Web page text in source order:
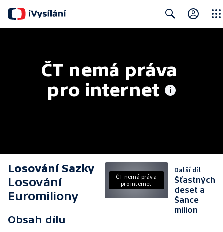
ČT nemá práva
pro internet
Losování Sazky
Losování
Euromiliony
Obsah dílu
ČT nemá práva
pro internet
Další díl
Šťastných
deset a
Šance
milion